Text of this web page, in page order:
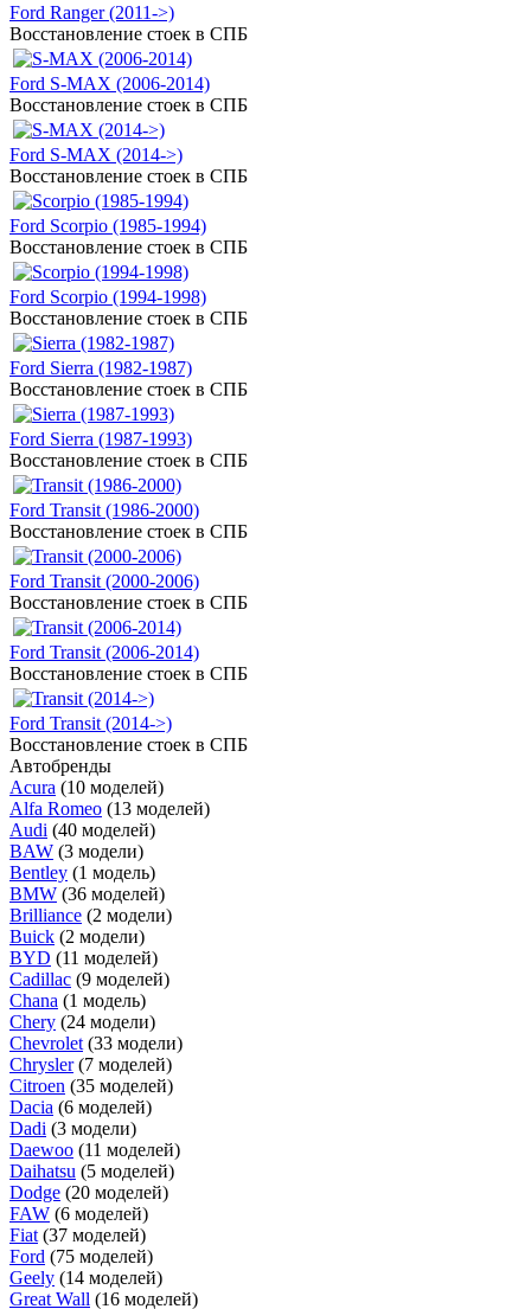
Ford Ranger (2011->)
Восстановление стоек в СПБ
Ford S-MAX (2006-2014)
Восстановление стоек в СПБ
Ford S-MAX (2014->)
Восстановление стоек в СПБ
Ford Scorpio (1985-1994)
Восстановление стоек в СПБ
Ford Scorpio (1994-1998)
Восстановление стоек в СПБ
Ford Sierra (1982-1987)
Восстановление стоек в СПБ
Ford Sierra (1987-1993)
Восстановление стоек в СПБ
Ford Transit (1986-2000)
Восстановление стоек в СПБ
Ford Transit (2000-2006)
Восстановление стоек в СПБ
Ford Transit (2006-2014)
Восстановление стоек в СПБ
Ford Transit (2014->)
Восстановление стоек в СПБ
Автобренды
Acura (10 моделей)
Alfa Romeo (13 моделей)
Audi (40 моделей)
BAW (3 модели)
Bentley (1 модель)
BMW (36 моделей)
Brilliance (2 модели)
Buick (2 модели)
BYD (11 моделей)
Cadillac (9 моделей)
Chana (1 модель)
Chery (24 модели)
Chevrolet (33 модели)
Chrysler (7 моделей)
Citroen (35 моделей)
Dacia (6 моделей)
Dadi (3 модели)
Daewoo (11 моделей)
Daihatsu (5 моделей)
Dodge (20 моделей)
FAW (6 моделей)
Fiat (37 моделей)
Ford (75 моделей)
Geely (14 моделей)
Great Wall (16 моделей)